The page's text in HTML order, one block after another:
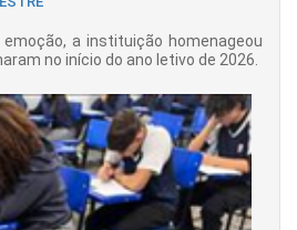
a instituição homenageou
no início do ano letivo de 2026.